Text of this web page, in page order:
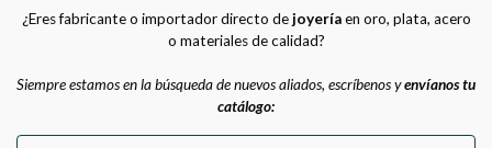
¿Eres fabricante o importador directo dejoyeríaen oro, plata, acero
o materiales de calidad?
Siempre estamos en la búsqueda de nuevos aliados, escríbenos yenvíanos tu
catálogo: